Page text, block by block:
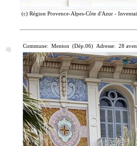
(c) Région Provence-Alpes-Côte d'Azur -
Commune: Menton (Dép.06) Adresse: 28